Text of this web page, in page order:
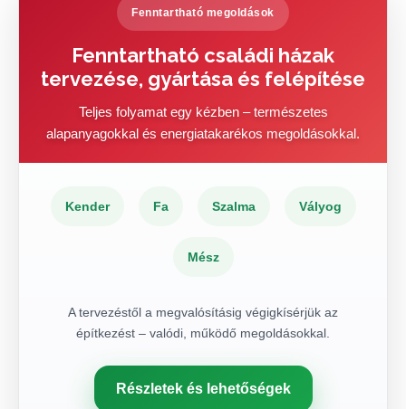
Fenntartható megoldások
Fenntartható családi házak
tervezése, gyártása és felépítése
Teljes folyamat egy kézben – természetes
alapanyagokkal és energiatakarékos megoldásokkal.
Kender Fa Szalma Vályog
Mész
A tervezéstől a megvalósításig végigkísérjük az
építkezést – valódi, működő megoldásokkal.
Részletek és lehetőségek